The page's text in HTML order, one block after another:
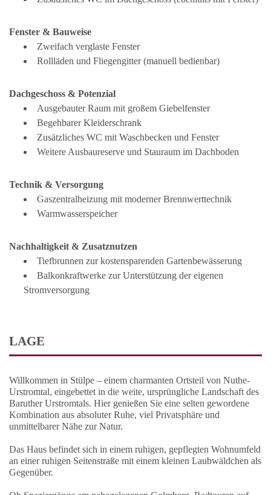
Fenster & Bauweise
Zweifach verglaste Fenster
Rollläden und Fliegengitter (manuell bedienbar)
Dachgeschoss & Potenzial
Ausgebauter Raum mit großem Giebelfenster
Begehbarer Kleiderschrank
Zusätzliches WC mit Waschbecken und Fenster
Weitere Ausbaureserve und Stauraum im Dachboden
Technik & Versorgung
Gaszentralheizung mit moderner Brennwerttechnik
Warmwasserspeicher
Nachhaltigkeit & Zusatznutzen
Tiefbrunnen zur kostensparenden Gartenbewässerung
Balkonkraftwerke zur Unterstützung der eigenen
Stromversorgung
LAGE
Willkommen in Stülpe – einem charmanten Ortsteil von Nuthe-
Urstromtal, eingebettet in die weite, ursprüngliche Landschaft des
Baruther Urstromtals. Hier genießen Sie eine selten gewordene
Kombination aus absoluter Ruhe, viel Privatsphäre und
unmittelbarer Nähe zur Natur.
Das Haus befindet sich in einem ruhigen, gepflegten Wohnumfeld
an einer ruhigen Seitenstraße mit einem kleinen Laubwäldchen als
Gegenüber.